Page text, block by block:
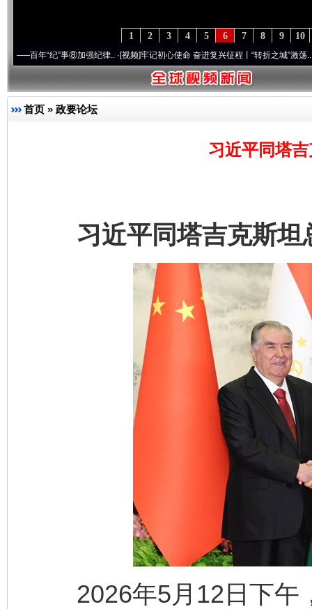
10
9
8
7
6
5
4
3
2
1
”事⑧加强纪律..·[视频]牢记初心使命 奋进复兴征程丨“转折之城”激荡..·[视频]牢记
首页 » 政要论坛
习近平同塔
习近平同塔吉克斯坦
2026年5月12日下午